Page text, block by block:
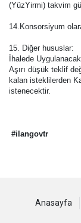
(YüzYirmi) takvim
14.Konsorsiyum
15. Diğer hususlar:
İhalede
Aşırı düşük teklif
kalan isteklilerden
istenecektir.
#ilangovtr
Anasayfa